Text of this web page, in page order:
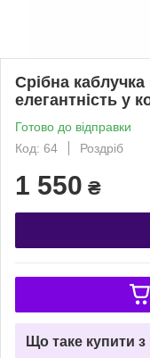
Срібна
елегантність у
Готово до відправки
Код: 64
Роздріб
1 550 ₴
Що таке купити